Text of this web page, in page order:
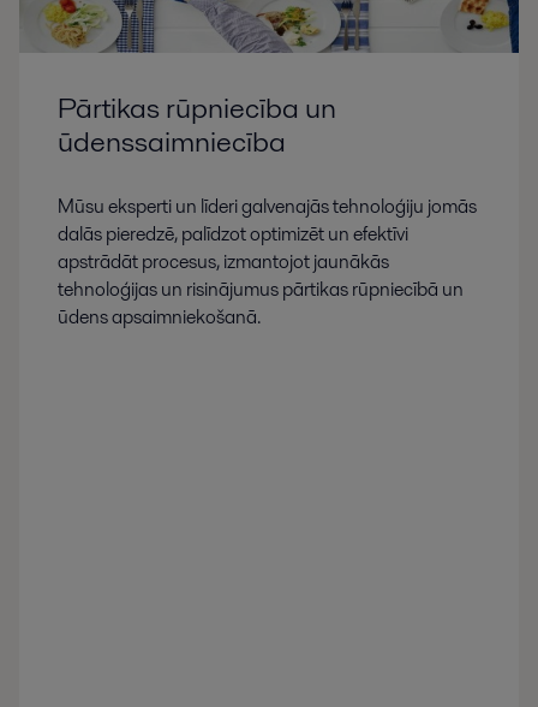
Pārtikas rūpniecība un
ūdenssaimniecība
Mūsu eksperti un līderi galvenajās tehnoloģiju jomās
dalās pieredzē, palīdzot optimizēt un efektīvi
apstrādāt procesus, izmantojot jaunākās
tehnoloģijas un risinājumus pārtikas rūpniecībā un
ūdens apsaimniekošanā.